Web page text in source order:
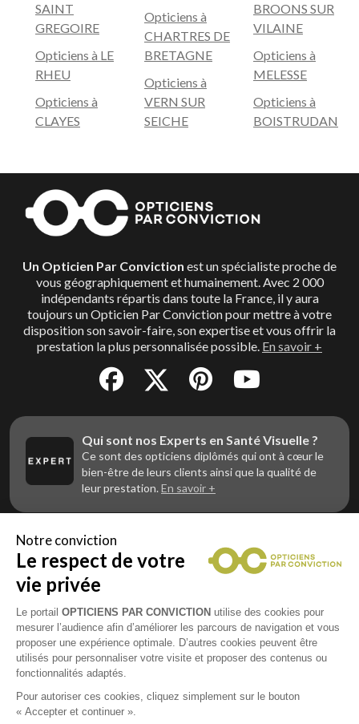
SAINT
GREGOIRE
Opticiens à LE
RHEU
Opticiens à
CLAYES
Opticiens à
CHARTRES DE
BRETAGNE
Opticiens à
VERN SUR
SEICHE
BROONS SUR
VILAINE
Opticiens à
MELESSE
Opticiens à
BOISTRUDAN
Un Opticien Par Conviction est un spécialiste proche de
vous géographiquement et humainement. Avec 2 000
indépendants répartis dans toute la France, il y aura
toujours un Opticien Par Conviction pour mettre à votre
disposition son savoir-faire, son expertise et vous offrir la
prestation la plus personnalisée possible. En savoir +
Qui sont nos Experts en Santé Visuelle ?
Ce sont des opticiens diplômés qui ont à cœur le
bien-être de leurs clients ainsi que la qualité de
leur prestation. En savoir +
Vous êtes un professionnel de la vue et
vous souhaitez nous rejoindre ?
Contactez Alliance Optic, la centrale d’achats et
d’accompagnement des opticiens indépendants
Notre conviction
Le respect de votre
vie privée
Le portail OPTICIENS PAR CONVICTION utilise des cookies pour
mesurer l’audience afin d’améliorer les parcours de navigation et vous
proposer une expérience optimale. D’autres cookies peuvent être
utilisés pour personnaliser votre visite et proposer des contenus ou
fonctionnalités adaptés.
Pour autoriser ces cookies, cliquez simplement sur le bouton
« Accepter et continuer ».